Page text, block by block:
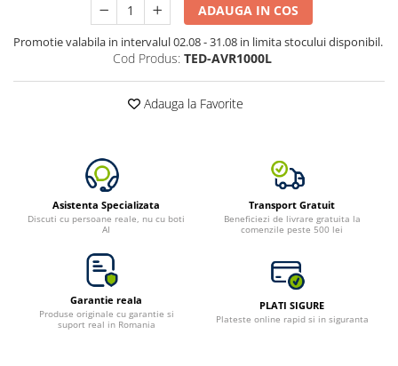
Toate generatoarele
Oscal
Toate panourile portabile
Kituri solare pentru balcon
Frigidere Portabile
ADAUGA IN COS
Promotie valabila in intervalul 02.08 - 31.08 in limita stocului disponibil.
Cod Produs: TED-AVR1000L
Adauga la Favorite
Asistenta Specializata
Discuti cu persoane reale, nu cu boti
AI
Transport Gratuit
Beneficiezi de livrare gratuita la
comenzile peste 500 lei
Garantie reala
Produse originale cu garantie si
suport real in Romania
PLATI SIGURE
Plateste online rapid si in siguranta